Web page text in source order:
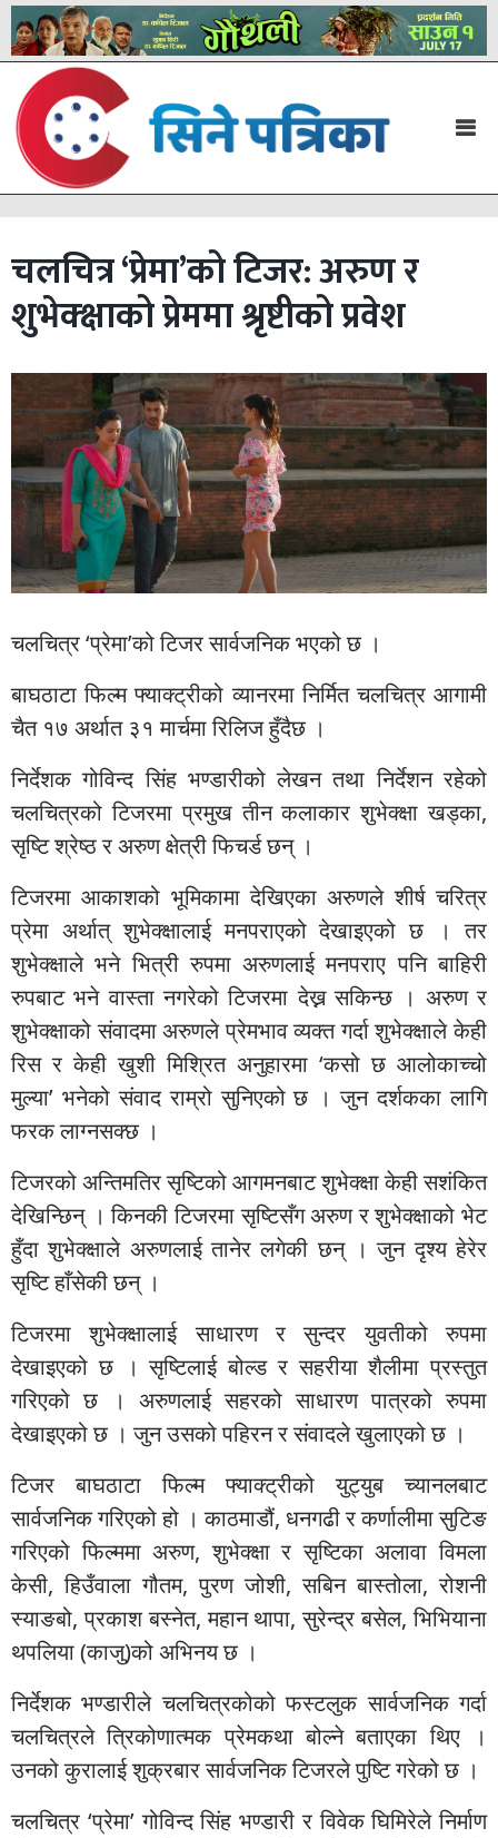
चलचित्र ‘प्रेमा’को टिजर: अरुण र
शुभेक्क्षाको प्रेममा श्रृष्टीको प्रवेश
चलचित्र ‘प्रेमा’को टिजर सार्वजनिक भएको छ ।
बाघठाटा फिल्म फ्याक्ट्रीको व्यानरमा निर्मित चलचित्र आगामी
चैत १७ अर्थात ३१ मार्चमा रिलिज हुँदैछ ।
निर्देशक गोविन्द सिंह भण्डारीको लेखन तथा निर्देशन रहेको
चलचित्रको टिजरमा प्रमुख तीन कलाकार शुभेक्क्षा खड्का,
सृष्टि श्रेष्ठ र अरुण क्षेत्री फिचर्ड छन् ।
टिजरमा आकाशको भूमिकामा देखिएका अरुणले शीर्ष चरित्र
प्रेमा अर्थात् शुभेक्क्षालाई मनपराएको देखाइएको छ । तर
शुभेक्क्षाले भने भित्री रुपमा अरुणलाई मनपराए पनि बाहिरी
रुपबाट भने वास्ता नगरेको टिजरमा देख्न सकिन्छ । अरुण र
शुभेक्क्षाको संवादमा अरुणले प्रेमभाव व्यक्त गर्दा शुभेक्क्षाले केही
रिस र केही खुशी मिश्रित अनुहारमा ‘कसो छ आलोकाच्चो
मुल्या’ भनेको संवाद राम्रो सुनिएको छ । जुन दर्शकका लागि
फरक लाग्नसक्छ ।
टिजरको अन्तिमतिर सृष्टिको आगमनबाट शुभेक्क्षा केही सशंकित
देखिन्छिन् । किनकी टिजरमा सृष्टिसँग अरुण र शुभेक्क्षाको भेट
हुँदा शुभेक्क्षाले अरुणलाई तानेर लगेकी छन् । जुन दृश्य हेरेर
सृष्टि हाँसेकी छन् ।
टिजरमा शुभेक्क्षालाई साधारण र सुन्दर युवतीको रुपमा
देखाइएको छ । सृष्टिलाई बोल्ड र सहरीया शैलीमा प्रस्तुत
गरिएको छ । अरुणलाई सहरको साधारण पात्रको रुपमा
देखाइएको छ । जुन उसको पहिरन र संवादले खुलाएको छ ।
टिजर बाघठाटा फिल्म फ्याक्ट्रीको युट्युब च्यानलबाट
सार्वजनिक गरिएको हो । काठमाडौं, धनगढी र कर्णालीमा सुटिङ
गरिएको फिल्ममा अरुण, शुभेक्क्षा र सृष्टिका अलावा विमला
केसी, हिउँवाला गौतम, पुरण जोशी, सबिन बास्तोला, रोशनी
स्याङबो, प्रकाश बस्नेत, महान थापा, सुरेन्द्र बसेल, भिभियाना
थपलिया (काजु)को अभिनय छ ।
निर्देशक भण्डारीले चलचित्रकोको फस्टलुक सार्वजनिक गर्दा
चलचित्रले त्रिकोणात्मक प्रेमकथा बोल्ने बताएका थिए ।
उनको कुरालाई शुक्रबार सार्वजनिक टिजरले पुष्टि गरेको छ ।
चलचित्र ‘प्रेमा’ गोविन्द सिंह भण्डारी र विवेक घिमिरेले निर्माण